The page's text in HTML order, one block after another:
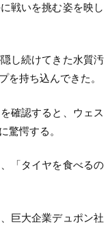
戦いを挑む姿を映し
し続けてきた水質汚
を持ち込んできた。
確認すると、ウェス
驚愕する。
「タイヤを食べるの
巨大企業デュポン社